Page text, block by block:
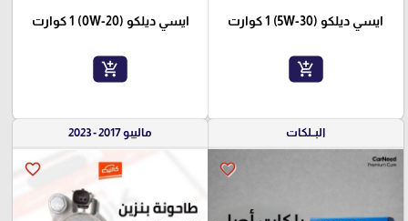
ايسي ديلكو (5W-30) 1 كوارت
add_shopping_cart
ايسي ديلكو (0W-20) 1 كوارت
add_shopping_cart
البــلكات
favorite_border
ماليبو 2017 - 2023
favorite_border